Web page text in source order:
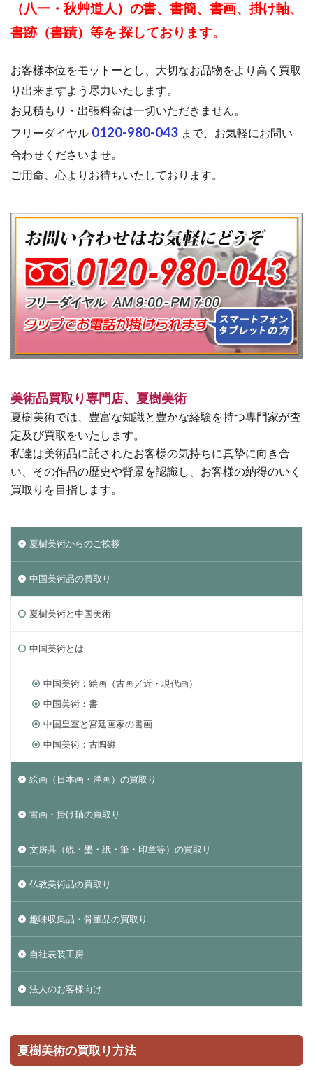
（八一・秋艸道人）の書、書簡、書画、掛け軸、
書跡（書蹟）等を 探しております。
お客様本位をモットーとし、大切なお品物をより高く買取
り出来ますよう尽力いたします。
お見積もり・出張料金は一切いただきません。
フリーダイヤル 0120-980-043 まで、お気軽にお問い
合わせくださいませ。
ご用命、心よりお待ちいたしております。
美術品買取り専門店、夏樹美術
夏樹美術では、豊富な知識と豊かな経験を持つ専門家が査
定及び買取をいたします。
私達は美術品に託されたお客様の気持ちに真摯に向き合
い、その作品の歴史や背景を認識し、お客様の納得のいく
買取りを目指します。
夏樹美術からのご挨拶
中国美術品の買取り
夏樹美術と中国美術
中国美術とは
中国美術：絵画（古画／近・現代画）
中国美術：書
中国皇室と宮廷画家の書画
中国美術：古陶磁
絵画（日本画・洋画）の買取り
書画・掛け軸の買取り
文房具（硯・墨・紙・筆・印章等）の買取り
仏教美術品の買取り
趣味収集品・骨董品の買取り
自社表装工房
法人のお客様向け
夏樹美術の買取り方法